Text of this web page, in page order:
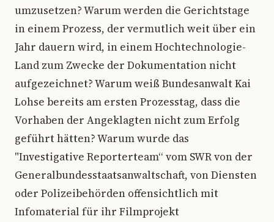
umzusetzen? Warum werden die Gerichtstage
in einem Prozess, der vermutlich weit über ein
Jahr dauern wird, in einem Hochtechnologie-
Land zum Zwecke der Dokumentation nicht
aufgezeichnet? Warum weiß Bundesanwalt Kai
Lohse bereits am ersten Prozesstag, dass die
Vorhaben der Angeklagten nicht zum Erfolg
geführt hätten? Warum wurde das
"Investigative Reporterteam“ vom SWR von der
Generalbundesstaatsanwaltschaft, von Diensten
oder Polizeibehörden offensichtlich mit
Infomaterial für ihr Filmprojekt